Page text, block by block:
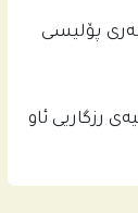
پۆلیسی
رزگاریی ئاو